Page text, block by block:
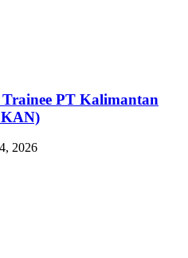
PT Kalimantan
2026